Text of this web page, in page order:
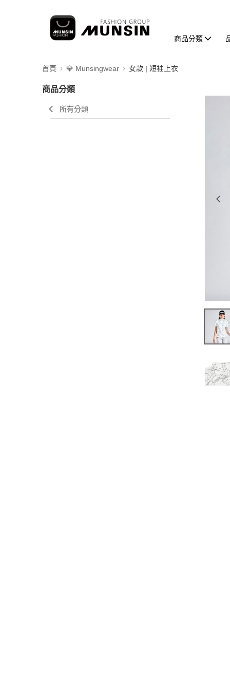
商品分類
首頁 💎 Munsingwear 女款 | 短袖上衣
商品分類
所有分類